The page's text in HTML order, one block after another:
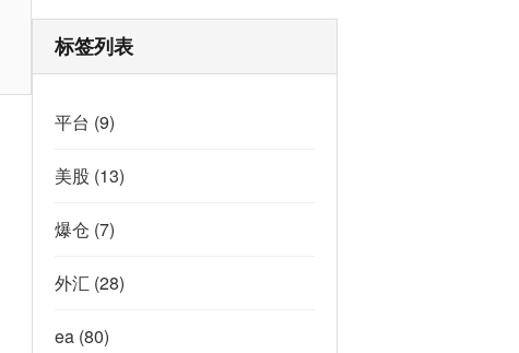
标签列表
平台 (9)
美股 (13)
爆仓 (7)
外汇 (28)
ea(80)